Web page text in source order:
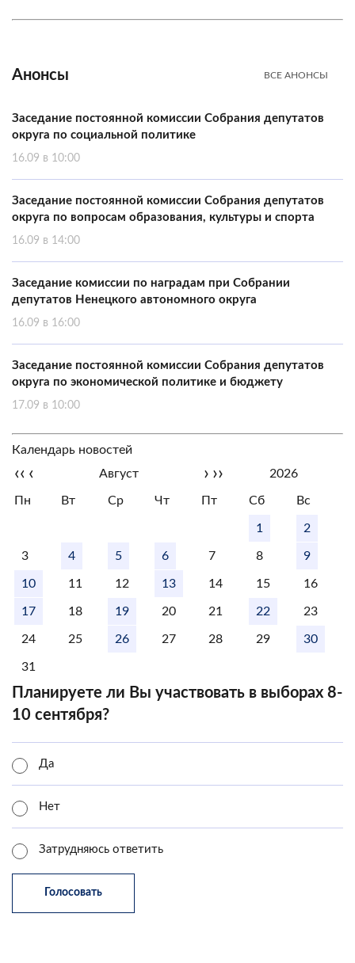
Анонсы ВСЕ АНОНСЫ
Заседание постоянной комиссии Собрания депутатов
округа по социальной политике
16.09 в 10:00
Заседание постоянной комиссии Собрания депутатов
округа по вопросам образования, культуры и спорта
16.09 в 14:00
Заседание комиссии по наградам при Собрании
депутатов Ненецкого автономного округа
16.09 в 16:00
Заседание постоянной комиссии Собрания депутатов
округа по экономической политике и бюджету
17.09 в 10:00
Календарь новостей
‹‹ ‹ Август › ›› 2026
Пн Вт Ср Чт Пт Сб Вс
1 2
3 4 5 6 7 8 9
10 11 12 13 14 15 16
17 18 19 20 21 22 23
24 25 26 27 28 29 30
31
Планируете ли Вы участвовать в выборах 8-
10 сентября?
Да
Нет
Затрудняюсь ответить